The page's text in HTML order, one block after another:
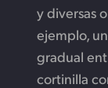
y diversas
ejemplo,
gradual
cortinilla